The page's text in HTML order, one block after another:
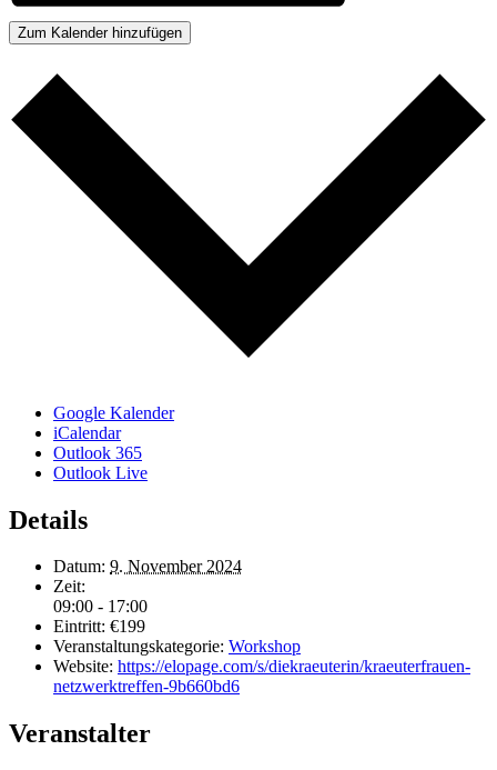
Zum Kalender hinzufügen
Google Kalender
iCalendar
Outlook 365
Outlook Live
Details
Datum: 9. November 2024
Zeit:
09:00 - 17:00
Eintritt: €199
Veranstaltungskategorie: Workshop
Website: https://elopage.com/s/diekraeuterin/kraeuterfrauen-
netzwerktreffen-9b660bd6
Veranstalter